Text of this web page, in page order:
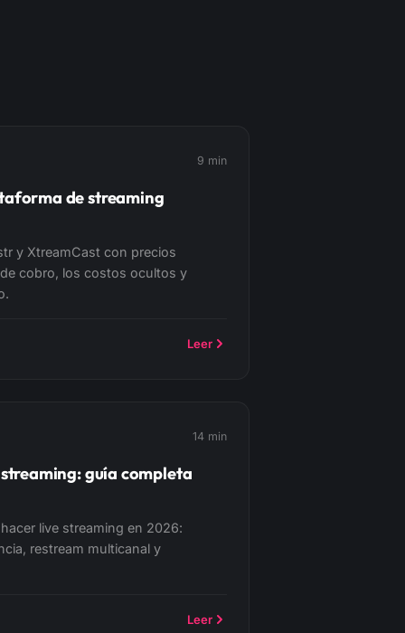
9 min
de streaming
y XtreamCast con precios
cobro, los costos ocultos y
Leer
14 min
guía completa
live streaming en 2026:
restream multicanal y
Leer